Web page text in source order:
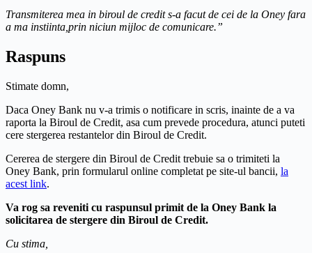
Transmiterea mea in biroul de credit s-a facut de cei de la Oney fara
a ma instiinta,prin niciun mijloc de comunicare.”
Raspuns
Stimate domn,
Daca Oney Bank nu v-a trimis o notificare in scris, inainte de a va
raporta la Biroul de Credit, asa cum prevede procedura, atunci puteti
cere stergerea restantelor din Biroul de Credit.
Cererea de stergere din Biroul de Credit trebuie sa o trimiteti la
Oney Bank, prin formularul online completat pe site-ul bancii, la
acest link.
Va rog sa reveniti cu raspunsul primit de la Oney Bank la
solicitarea de stergere din Biroul de Credit.
Cu stima,